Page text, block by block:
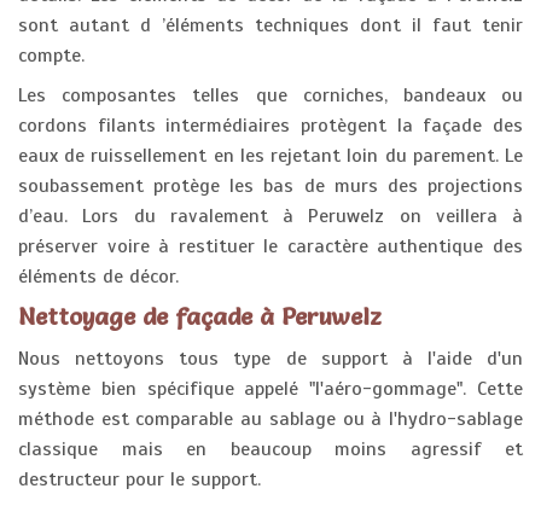
sont autant d ’éléments techniques dont il faut tenir
compte.
Les composantes telles que corniches, bandeaux ou
cordons filants intermédiaires protègent la façade des
eaux de ruissellement en les rejetant loin du parement. Le
soubassement protège les bas de murs des projections
d’eau. Lors du ravalement à Peruwelz on veillera à
préserver voire à restituer le caractère authentique des
éléments de décor.
Nettoyage de façade à Peruwelz
Nous nettoyons tous type de support à l'aide d'un
système bien spécifique appelé "l'aéro-gommage". Cette
méthode est comparable au sablage ou à l'hydro-sablage
classique mais en beaucoup moins agressif et
destructeur pour le support.